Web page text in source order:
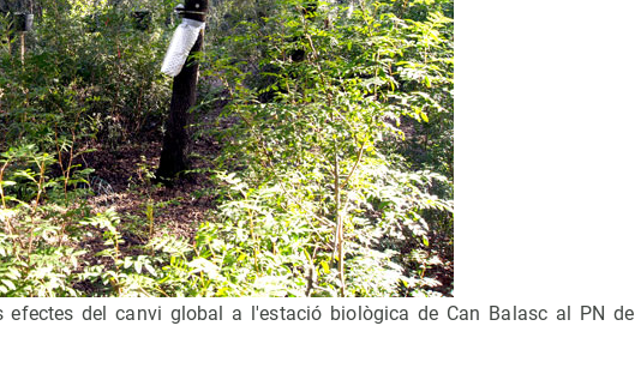
efectes del canvi global a l'estació biològica de Can Balasc al PN de